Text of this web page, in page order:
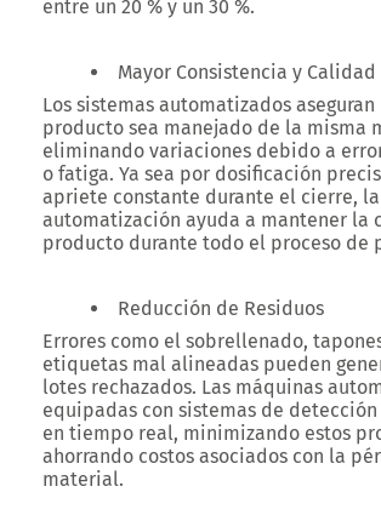
entre un 20 % y un 30 %.
Mayor Consistencia y
Los sistemas automatizados
producto sea manejado de la misma
eliminando variaciones debido a
o fatiga. Ya sea por dosificación
apriete constante durante el cierre, la
automatización ayuda a mantener la
producto durante todo el proceso de
Reducción de Residuos
Errores como el sobrellenado,
etiquetas mal alineadas pueden
lotes rechazados. Las máquinas
equipadas con sistemas de
en tiempo real, minimizando estos
ahorrando costos asociados con la
material.